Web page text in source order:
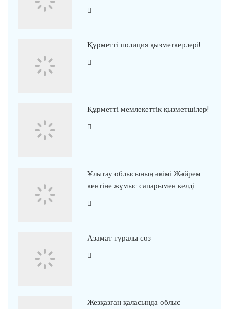
Құрметті полиция қызметкерлері!
Құрметті мемлекеттік қызметшілер!
Ұлытау облысының әкімі Жәйрем
кентіне жұмыс сапарымен келді
Азамат туралы сөз
Жезқазған қаласында облыс